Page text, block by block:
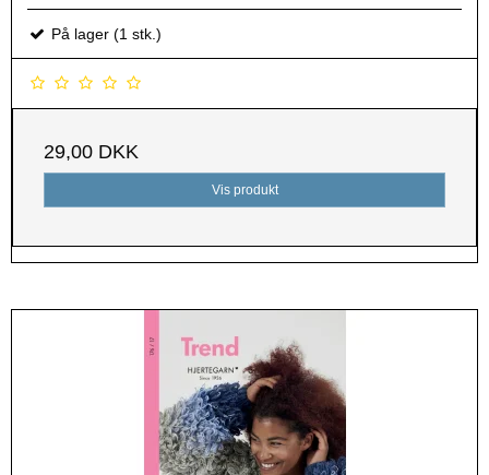
På lager (1 stk.)
29,00 DKK
Vis produkt